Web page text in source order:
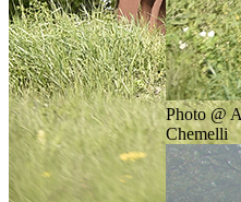
Photo @
Chemelli